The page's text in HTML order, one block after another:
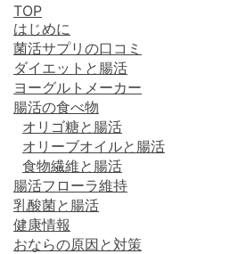
TOP
はじめに
菌活サプリの口コミ
ダイエットと腸活
ヨーグルトメーカー
腸活の食べ物
オリゴ糖と腸活
オリーブオイルと腸活
食物繊維と腸活
腸活フローラ維持
乳酸菌と腸活
健康情報
おならの原因と対策